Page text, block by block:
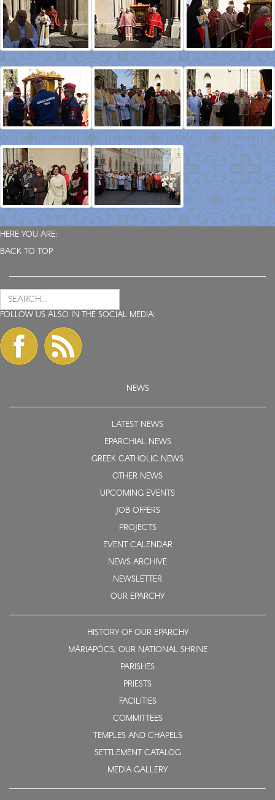
HERE YOU ARE:
BACK TO TOP
FOLLOW US ALSO IN THE SOCIAL MEDIA:
NEWS
LATEST NEWS
EPARCHIAL NEWS
GREEK CATHOLIC NEWS
OTHER NEWS
UPCOMING EVENTS
JOB OFFERS
PROJECTS
EVENT CALENDAR
NEWS ARCHIVE
NEWSLETTER
OUR EPARCHY
HISTORY OF OUR EPARCHY
MÁRIAPÓCS, OUR NATIONAL SHRINE
PARISHES
PRIESTS
FACILITIES
COMMITTEES
TEMPLES AND CHAPELS
SETTLEMENT CATALOG
MEDIA GALLERY